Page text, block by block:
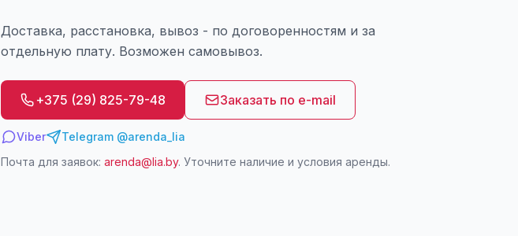
Доставка, расстановка, вывоз - по договоренностям и за
отдельную плату. Возможен самовывоз.
+375 (29) 825-79-48 Заказать по e-mail
Viber
Telegram @arenda_lia
Почта для заявок: arenda@lia.by. Уточните наличие и условия аренды.